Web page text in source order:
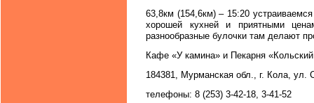
63,8км (154,6км) – 15:20
хорошей кухней и приятными
разнообразные булочки там делают
Кафе «У камина» и Пекарня
184381, Мурманская обл., г. Кола, ул.
телефоны: 8 (253) 3-42-18, 3-41-52